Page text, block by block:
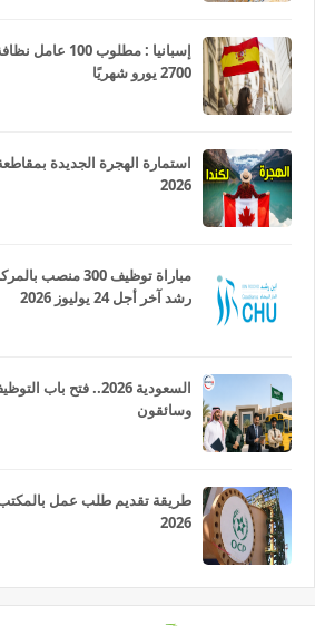
إسبانيا :
2700 يورو شهريًا
2026
مباراة توظيف 300
رشد آخر أجل 24 يوليوز 2026
السعودية 2026.. فتح
وسائقون
2026